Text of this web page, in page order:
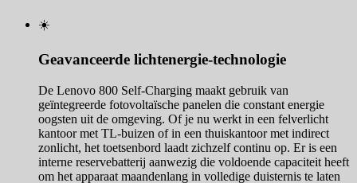
☀️
Geavanceerde lichtenergie-technologie
De Lenovo 800 Self-Charging maakt gebruik van
geïntegreerde fotovoltaïsche panelen die constant energie
oogsten uit de omgeving. Of je nu werkt in een felverlicht
kantoor met TL-buizen of in een thuiskantoor met indirect
zonlicht, het toetsenbord laadt zichzelf continu op. Er is een
interne reservebatterij aanwezig die voldoende capaciteit heeft
om het apparaat maandenlang in volledige duisternis te laten